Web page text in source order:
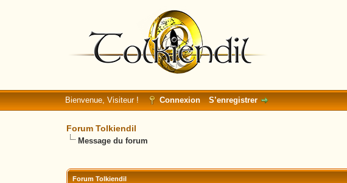
Bienvenue, Visiteur ! Connexion S’enregistrer
Forum Tolkiendil
Message du forum
Forum Tolkiendil